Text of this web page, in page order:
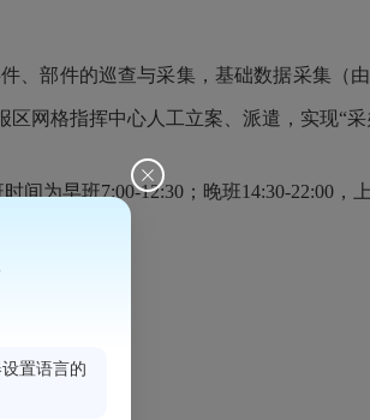
部件的巡查与采集，基础数据采集（
网格指挥中心人工立案、派遣，实现“采
为早班7:00-12:30；晚班14:30-22:00，
置语言的